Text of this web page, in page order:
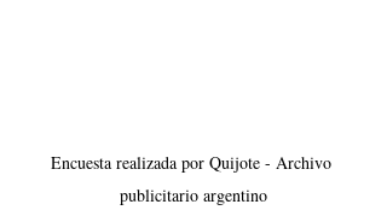
Encuesta realizada por Quijote - Archivo
publicitario argentino